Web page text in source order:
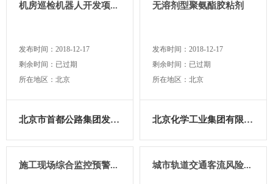
机房巡检机器人开发项...
发布时间：2018-12-17
剩余时间：已过期
所在地区：北京
北京市首都公路集团发展有...
无溶剂型聚氨酯胶粘剂
发布时间：2018-12-17
剩余时间：已过期
所在地区：北京
北京化学工业集团有限责任...
施工现场综合监控预警... 城市轨道交通客流风险...